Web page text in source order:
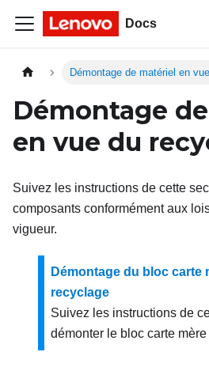
Docs
Démontage de matériel en
Démontage
en vue du
Suivez les instructions de cette
composants conformément aux
vigueur.
Démontage du bloc carte
recyclage
Suivez les instructions de
démonter le bloc carte